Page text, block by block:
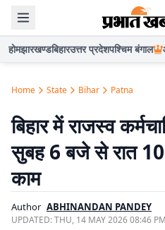
होमझारखण्डबिहारउत्तर प्रदेशपश्चिम बंगाल
Home State Bihar Patna
बिहार में राजस्व
सुबह 6 बजे से रात
काम
Author ABHINANDAN PANDEY
UPDATED:THU, 14 MAY 2026 08:46